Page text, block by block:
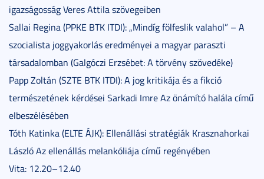
igazságosság Veres Attila szövegeiben
Sallai Regina (PPKE BTK ITDI): „Mindíg fölfeslik valahol” – A
szocialista joggyakorlás eredményei a magyar paraszti
társadalomban (Galgóczi Erzsébet: A törvény szövedéke)
Papp Zoltán (SZTE BTK ITDI): A jog kritikája és a fikció
természetének kérdései Sarkadi Imre Az önámító halála című
elbeszélésében
Tóth Katinka (ELTE ÁJK): Ellenállási stratégiák Krasznahorkai
László Az ellenállás melankóliája című regényében
Vita: 12.20–12.40